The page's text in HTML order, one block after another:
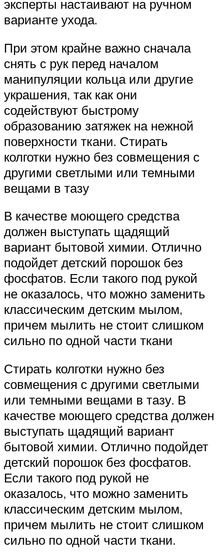
эксперты настаивают на ручном
варианте ухода.
При этом крайне важно сначала
снять с рук перед началом
манипуляции кольца или другие
украшения, так как они
содействуют быстрому
образованию затяжек на нежной
поверхности ткани. Стирать
колготки нужно без совмещения с
другими светлыми или темными
вещами в тазу
В качестве моющего средства
должен выступать щадящий
вариант бытовой химии. Отлично
подойдет детский порошок без
фосфатов. Если такого под рукой
не оказалось, что можно заменить
классическим детским мылом,
причем мылить не стоит слишком
сильно по одной части ткани
Стирать колготки нужно без
совмещения с другими светлыми
или темными вещами в тазу. В
качестве моющего средства должен
выступать щадящий вариант
бытовой химии. Отлично подойдет
детский порошок без фосфатов.
Если такого под рукой не
оказалось, что можно заменить
классическим детским мылом,
причем мылить не стоит слишком
сильно по одной части ткани.